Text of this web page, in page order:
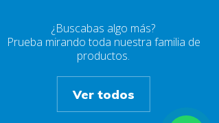
¿Buscabas algo más?
Prueba mirando toda nuestra familia de
productos.
Ver todos